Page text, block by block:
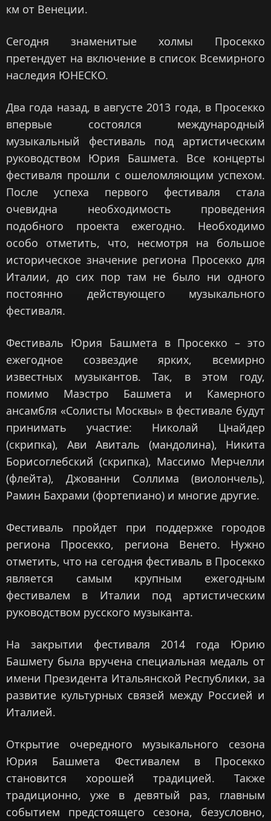
км от Венеции.
Сегодня знаменитые холмы Просекко
претендует на включение в список Всемирного
наследия ЮНЕСКО.
Два года назад, в августе 2013 года, в Просекко
впервые состоялся международный
музыкальный фестиваль под артистическим
руководством Юрия Башмета. Все концерты
фестиваля прошли с ошеломляющим успехом.
После успеха первого фестиваля стала
очевидна необходимость проведения
подобного проекта ежегодно. Необходимо
особо отметить, что, несмотря на большое
историческое значение региона Просекко для
Италии, до сих пор там не было ни одного
постоянно действующего музыкального
фестиваля.
Фестиваль Юрия Башмета в Просекко – это
ежегодное созвездие ярких, всемирно
известных музыкантов. Так, в этом году,
помимо Маэстро Башмета и Камерного
ансамбля «Солисты Москвы» в фестивале будут
принимать участие: Николай Цнайдер
(скрипка), Ави Авиталь (мандолина), Никита
Борисоглебский (скрипка), Массимо Мерчелли
(флейта), Джованни Соллима (виолончель),
Рамин Бахрами (фортепиано) и многие другие.
Фестиваль пройдет при поддержке городов
региона Просекко, региона Венето. Нужно
отметить, что на сегодня фестиваль в Просекко
является самым крупным ежегодным
фестивалем в Италии под артистическим
руководством русского музыканта.
На закрытии фестиваля 2014 года Юрию
Башмету была вручена специальная медаль от
имени Президента Итальянской Республики, за
развитие культурных связей между Россией и
Италией.
Открытие очередного музыкального сезона
Юрия Башмета Фестивалем в Просекко
становится хорошей традицией. Также
традиционно, уже в девятый раз, главным
событием предстоящего сезона, безусловно,